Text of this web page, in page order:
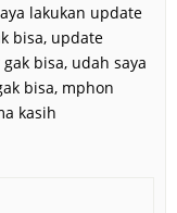
lakukan update
bisa, update
bisa, udah saya
bisa, mphon
kasih